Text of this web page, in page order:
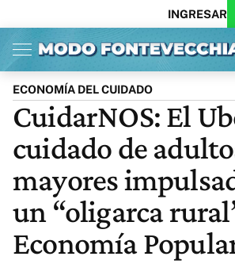
INGRESAR
Inicio Ahora
Política
Ciencia
Protagonistas
Cultura
Arte
Internacional
Clima
CARAS
Exitoina
Videos
Córdoba
Business
Noticias
Exitoina
Gaming
Diario del Juicio
Actualidad
ECONOMÍA DEL CUIDADO
CuidarNOS: El
cuidado de
mayores
un “oligarca
Economía